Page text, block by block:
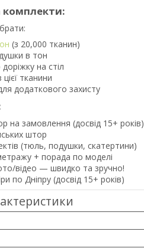
комплекти:
(з 20,000 тканин)
в тон
на стіл
цієї тканини
додаткового захисту
замовлення (досвід 15+ років)
штор
(тюль, подушки, скатертини)
+ порада по моделі
відео — швидко та зручно!
по Дніпру (досвід 15+ років)